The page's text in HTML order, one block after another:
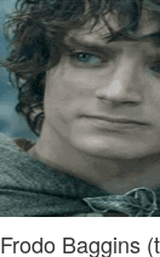
Frodo Baggins